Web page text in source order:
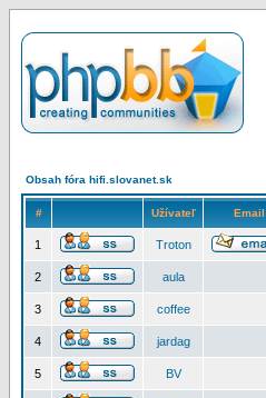
Obsah fóra hifi.slovanet.sk
# Užívateľ Email
1 Troton
2 aula
3 coffee
4 jardag
5 BV